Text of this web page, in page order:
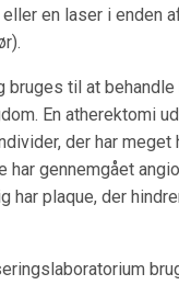
en laser i enden
bruges til at
En atherektomi
der har meget
har gennemgået
har plaque, der